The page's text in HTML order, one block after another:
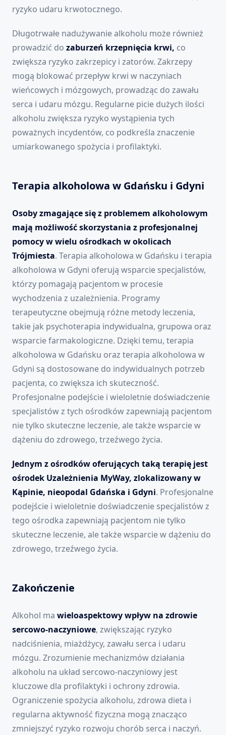
ryzyko udaru krwotocznego.
Długotrwałe nadużywanie alkoholu może również
prowadzić do zaburzeń krzepnięcia krwi, co
zwiększa ryzyko zakrzepicy i zatorów. Zakrzepy
mogą blokować przepływ krwi w naczyniach
wieńcowych i mózgowych, prowadząc do zawału
serca i udaru mózgu. Regularne picie dużych ilości
alkoholu zwiększa ryzyko wystąpienia tych
poważnych incydentów, co podkreśla znaczenie
umiarkowanego spożycia i profilaktyki.
Terapia alkoholowa w Gdańsku i Gdyni
Osoby zmagające się z problemem alkoholowym
mają możliwość skorzystania z profesjonalnej
pomocy w wielu ośrodkach w okolicach
Trójmiesta. Terapia alkoholowa w Gdańsku i terapia
alkoholowa w Gdyni oferują wsparcie specjalistów,
którzy pomagają pacjentom w procesie
wychodzenia z uzależnienia. Programy
terapeutyczne obejmują różne metody leczenia,
takie jak psychoterapia indywidualna, grupowa oraz
wsparcie farmakologiczne. Dzięki temu, terapia
alkoholowa w Gdańsku oraz terapia alkoholowa w
Gdyni są dostosowane do indywidualnych potrzeb
pacjenta, co zwiększa ich skuteczność.
Profesjonalne podejście i wieloletnie doświadczenie
specjalistów z tych ośrodków zapewniają pacjentom
nie tylko skuteczne leczenie, ale także wsparcie w
dążeniu do zdrowego, trzeźwego życia.
Jednym z ośrodków oferujących taką terapię jest
ośrodek Uzależnienia MyWay, zlokalizowany w
Kąpinie, nieopodal Gdańska i Gdyni. Profesjonalne
podejście i wieloletnie doświadczenie specjalistów z
tego ośrodka zapewniają pacjentom nie tylko
skuteczne leczenie, ale także wsparcie w dążeniu do
zdrowego, trzeźwego życia.
Zakończenie
Alkohol ma wieloaspektowy wpływ na zdrowie
sercowo-naczyniowe, zwiększając ryzyko
nadciśnienia, miażdżycy, zawału serca i udaru
mózgu. Zrozumienie mechanizmów działania
alkoholu na układ sercowo-naczyniowy jest
kluczowe dla profilaktyki i ochrony zdrowia.
Ograniczenie spożycia alkoholu, zdrowa dieta i
regularna aktywność fizyczna mogą znacząco
zmniejszyć ryzyko rozwoju chorób serca i naczyń.